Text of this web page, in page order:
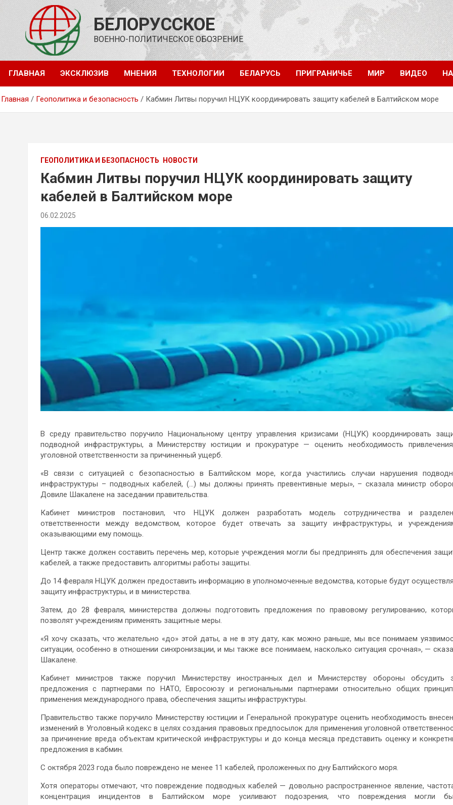
содержимому
БЕЛОРУССКОЕ
ВОЕННО-ПОЛИТИЧЕСКОЕ ОБОЗРЕНИЕ
ГЛАВНАЯ ЭКСКЛЮЗИВ МНЕНИЯ ТЕХНОЛОГИИ БЕЛАРУСЬ ПРИГРАНИЧЬЕ МИР ВИДЕО
Главная Геополитика и безопасность Кабмин Литвы поручил НЦУК координировать защиту кабелей в Балтийском море
ГЕОПОЛИТИКА И БЕЗОПАСНОСТЬ НОВОСТИ
Кабмин Литвы поручил НЦУК координировать защиту
кабелей в Балтийском море
06.02.2025
В среду правительство поручило Национальному центру управления кризисами (НЦУК) координировать
подводной инфраструктуры, а Министерству юстиции и прокуратуре — оценить необходимость
уголовной ответственности за причиненный ущерб.
«В связи с ситуацией с безопасностью в Балтийском море, когда участились случаи нарушения
инфраструктуры – подводных кабелей, (…) мы должны принять превентивные меры», – сказала министр
Довиле Шакалене на заседании правительства.
Кабинет министров постановил, что НЦУК должен разработать модель сотрудничества и
ответственности между ведомством, которое будет отвечать за защиту инфраструктуры, и
оказывающими ему помощь.
Центр также должен составить перечень мер, которые учреждения могли бы предпринять для обеспечения
кабелей, а также предоставить алгоритмы работы защиты.
До 14 февраля НЦУК должен предоставить информацию в уполномоченные ведомства, которые будут
защиту инфраструктуры, и в министерства.
Затем, до 28 февраля, министерства должны подготовить предложения по правовому регулированию,
позволят учреждениям применять защитные меры.
«Я хочу сказать, что желательно «до» этой даты, а не в эту дату, как можно раньше, мы все понимаем
ситуации, особенно в отношении синхронизации, и мы также все понимаем, насколько ситуация срочная», —
Шакалене.
Кабинет министров также поручил Министерству иностранных дел и Министерству обороны обсудить
предложения с партнерами по НАТО, Евросоюзу и региональными партнерами относительно общих
применения международного права, обеспечения защиты инфраструктуры.
Правительство также поручило Министерству юстиции и Генеральной прокуратуре оценить необходимость
изменений в Уголовный кодекс в целях создания правовых предпосылок для применения уголовной
за причинение вреда объектам критической инфраструктуры и до конца месяца представить оценку и
предложения в кабмин.
С октября 2023 года было повреждено не менее 11 кабелей, проложенных по дну Балтийского моря.
Хотя операторы отмечают, что повреждение подводных кабелей — довольно распространенное явление,
концентрация инцидентов в Балтийском море усиливают подозрения, что повреждения могли